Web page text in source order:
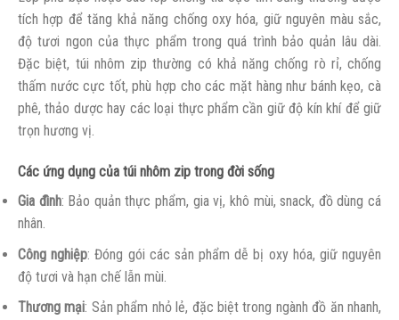
tích hợp để tăng khả năng chống oxy hóa, giữ nguyên màu sắc,
độ tươi ngon của thực phẩm trong quá trình bảo quản lâu dài.
Đặc biệt, túi nhôm zip thường có khả năng chống rò rỉ, chống
thấm nước cực tốt, phù hợp cho các mặt hàng như bánh kẹo, cà
phê, thảo dược hay các loại thực phẩm cần giữ độ kín khí để giữ
trọn hương vị.
Các ứng dụng của túi nhôm zip trong đời sống
Gia đình: Bảo quản thực phẩm, gia vị, khô mùi, snack, đồ dùng cá
nhân.
Công nghiệp: Đóng gói các sản phẩm dễ bị oxy hóa, giữ nguyên
độ tươi và hạn chế lẫn mùi.
Thương mại: Sản phẩm nhỏ lẻ, đặc biệt trong ngành đồ ăn nhanh,